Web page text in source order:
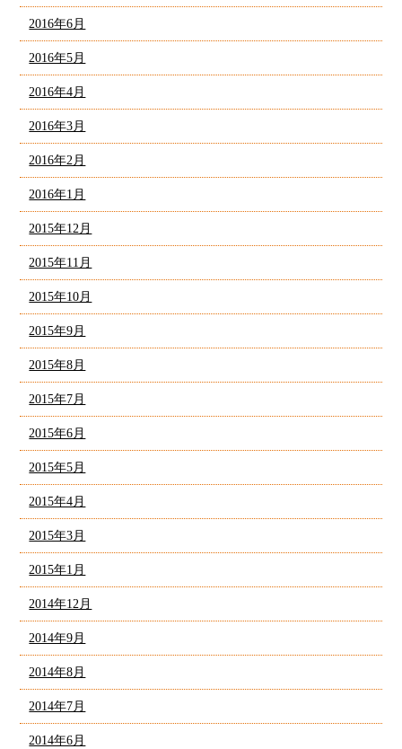
2016年6月
2016年5月
2016年4月
2016年3月
2016年2月
2016年1月
2015年12月
2015年11月
2015年10月
2015年9月
2015年8月
2015年7月
2015年6月
2015年5月
2015年4月
2015年3月
2015年1月
2014年12月
2014年9月
2014年8月
2014年7月
2014年6月